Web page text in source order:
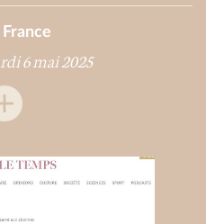
France
6 mai 2025